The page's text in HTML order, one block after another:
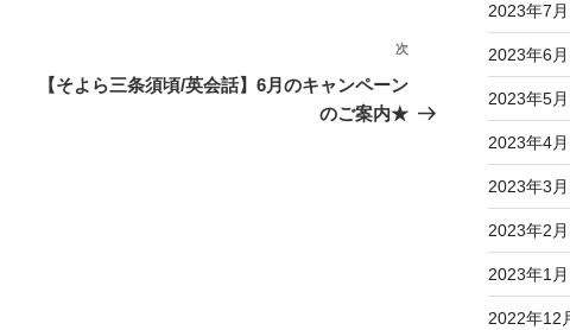
次
の
投
次
【そよら三条須頃/英会話】6月のキャンペーン
のご案内★
2023年7月
2023年6月
2023年5月
2023年4月
2023年3月
2023年2月
2023年1月
2022年12